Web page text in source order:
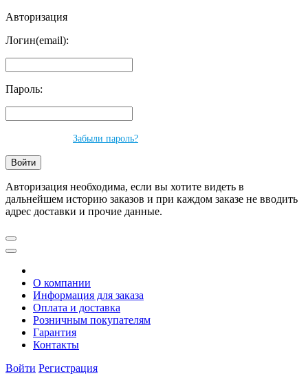
Авторизация
Логин(email):
Пароль:
Забыли пароль?
Авторизация необходима, если вы хотите видеть в
дальнейшем историю заказов и при каждом заказе не вводить
адрес доставки и прочие данные.
О компании
Информация для заказа
Оплата и доставка
Розничным покупателям
Гарантия
Контакты
Войти Регистрация